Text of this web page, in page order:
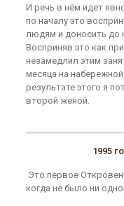
И речь в нём идет
по началу это
людям и доносить до
Восприняв это как
незамедлил этим
месяца на
результате этого я
второй женой.
1995
Это первое
когда не было ни